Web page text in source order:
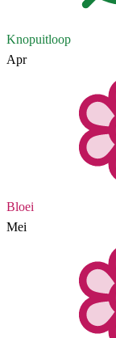
Knopuitloop
Apr
Bloei
Mei